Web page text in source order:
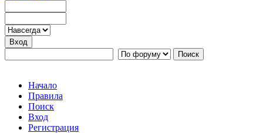
Начало
Правила
Поиск
Вход
Регистрация